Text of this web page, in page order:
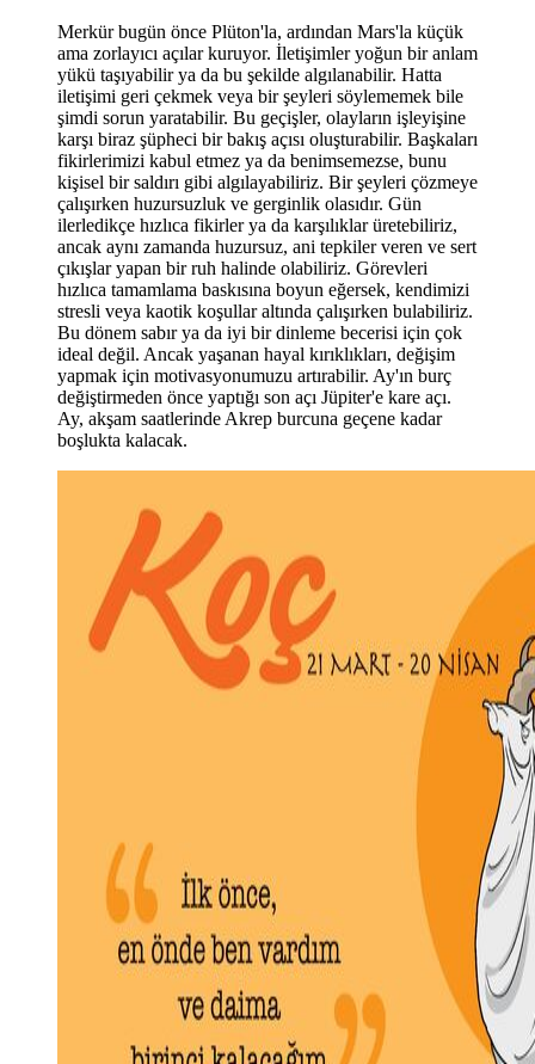
Merkür bugün önce Plüton'la, ardından Mars'la küçük
ama zorlayıcı açılar kuruyor. İletişimler yoğun bir anlam
yükü taşıyabilir ya da bu şekilde algılanabilir. Hatta
iletişimi geri çekmek veya bir şeyleri söylememek bile
şimdi sorun yaratabilir. Bu geçişler, olayların işleyişine
karşı biraz şüpheci bir bakış açısı oluşturabilir. Başkaları
fikirlerimizi kabul etmez ya da benimsemezse, bunu
kişisel bir saldırı gibi algılayabiliriz. Bir şeyleri çözmeye
çalışırken huzursuzluk ve gerginlik olasıdır. Gün
ilerledikçe hızlıca fikirler ya da karşılıklar üretebiliriz,
ancak aynı zamanda huzursuz, ani tepkiler veren ve sert
çıkışlar yapan bir ruh halinde olabiliriz. Görevleri
hızlıca tamamlama baskısına boyun eğersek, kendimizi
stresli veya kaotik koşullar altında çalışırken bulabiliriz.
Bu dönem sabır ya da iyi bir dinleme becerisi için çok
ideal değil. Ancak yaşanan hayal kırıklıkları, değişim
yapmak için motivasyonumuzu artırabilir. Ay'ın burç
değiştirmeden önce yaptığı son açı Jüpiter'e kare açı.
Ay, akşam saatlerinde Akrep burcuna geçene kadar
boşlukta kalacak.